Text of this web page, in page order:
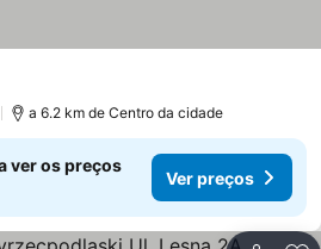
a 6.2 km de Centro da cidade
ver os preços
Ver preços